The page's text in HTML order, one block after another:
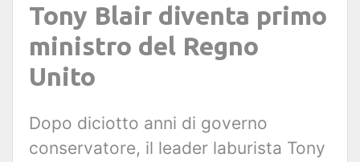
Tony Blair diventa primo
ministro del Regno
Unito
Dopo diciotto anni di governo
conservatore, il leader laburista Tony